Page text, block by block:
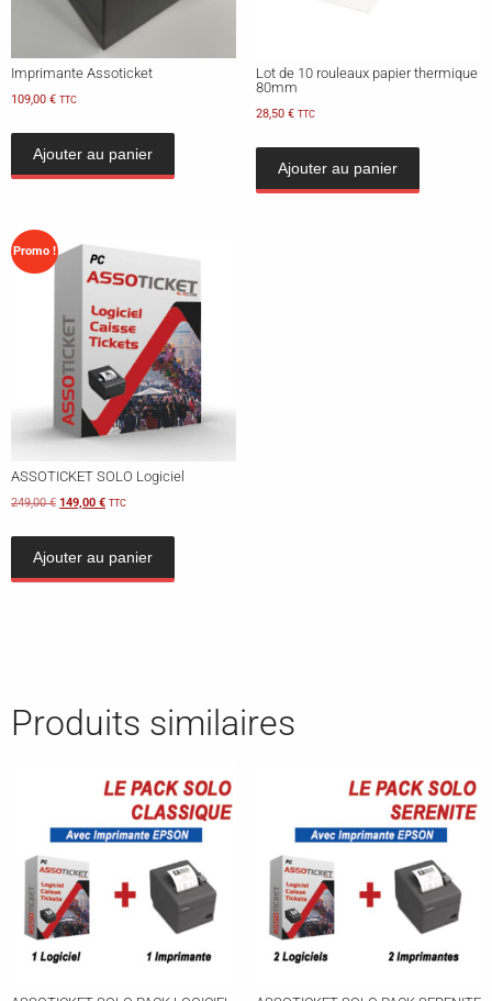
Imprimante Assoticket
109,00 € TTC
Ajouter au panier
Lot de 10 rouleaux papier thermique
80mm
28,50 € TTC
Ajouter au panier
Promo !
ASSOTICKET SOLO Logiciel
249,00€ 149,00 € TTC
Ajouter au panier
Produits similaires